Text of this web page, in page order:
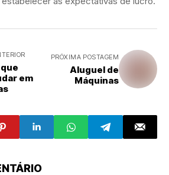
em
PRÓXIMA POSTAGEM
Aluguel de
Máquinas